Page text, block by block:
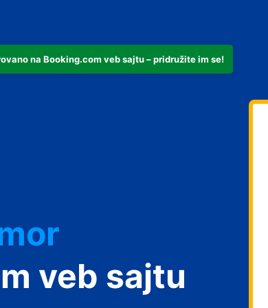
na Booking.com veb sajtu – pridružite im se!
veb sajtu